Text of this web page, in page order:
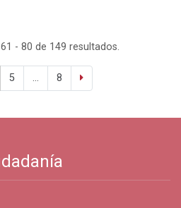
- 80 de 149 resultados.
5 ... 8